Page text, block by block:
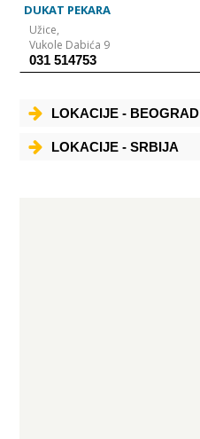
DUKAT PEKARA
Užice,
Vukole Dabića 9
031 514753
LOKACIJE - BEOGRAD
LOKACIJE - SRBIJA